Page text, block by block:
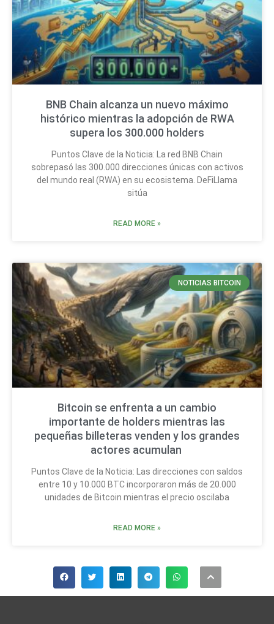
BNB Chain alcanza un nuevo máximo
histórico mientras la adopción de RWA
supera los 300.000 holders
Puntos Clave de la Noticia: La red BNB Chain
sobrepasó las 300.000 direcciones únicas con activos
del mundo real (RWA) en su ecosistema. DeFiLlama
sitúa
READ MORE »
NOTICIAS BITCOIN
Bitcoin se enfrenta a un cambio
importante de holders mientras las
pequeñas billeteras venden y los grandes
actores acumulan
Puntos Clave de la Noticia: Las direcciones con saldos
entre 10 y 10.000 BTC incorporaron más de 20.000
unidades de Bitcoin mientras el precio oscilaba
READ MORE »